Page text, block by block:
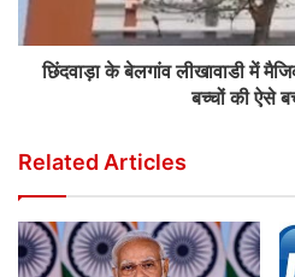
छिंदवाड़ा के बेलगांव लीखावाडी में
बच्चों की ऐसे
Related Articles